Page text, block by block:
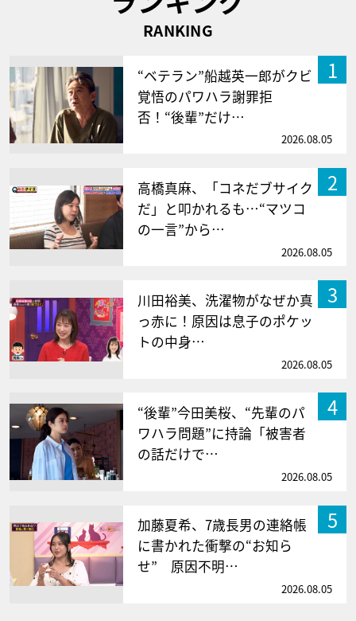
RANKING
1
“ベテラン”船越英一郎がクビ
覚悟のパワハラ謝罪拒
否！“後輩”だけ…
2026.08.05
2
高橋真麻、「コネだブサイク
だ」と叩かれるも…“マツコ
の一言”から…
2026.08.05
3
川田裕美、洗濯物がなぜか真
っ赤に！原因は息子のポケッ
トの中身…
2026.08.05
4
“後輩”今田美桜、“先輩のパ
ワハラ問題”に持論「被害者
の話だけで…
2026.08.05
5
加藤夏希、7歳長男の連絡帳
に書かれた衝撃の“お知ら
せ” 原因不明…
2026.08.05